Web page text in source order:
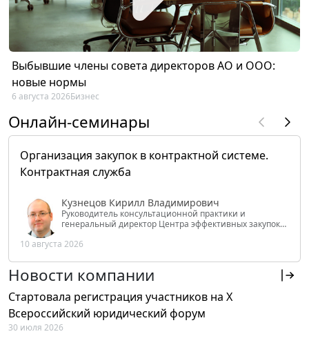
Выбывшие члены совета директоров АО и ООО:
новые нормы
6 августа 2026Бизнес
Онлайн-семинары
Организация закупок в контрактной системе.
Контрактная служба
Кузнецов Кирилл Владимирович
Руководитель консультационной практики и
генеральный директор Центра эффективных закупок
РФ
10 августа 2026
Новости компании
Стартовала регистрация участников на X
Всероссийский юридический форум
30 июля 2026